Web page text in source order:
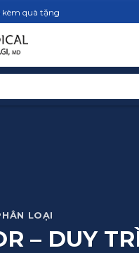
kèm quà tặng
LOẠI
– DUY